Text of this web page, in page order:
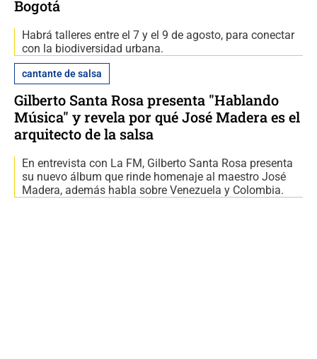
Bogotá
Habrá talleres entre el 7 y el 9 de agosto, para conectar
con la biodiversidad urbana.
cantante de salsa
Gilberto Santa Rosa presenta "Hablando
Música" y revela por qué José Madera es el
arquitecto de la salsa
En entrevista con La FM, Gilberto Santa Rosa presenta
su nuevo álbum que rinde homenaje al maestro José
Madera, además habla sobre Venezuela y Colombia.